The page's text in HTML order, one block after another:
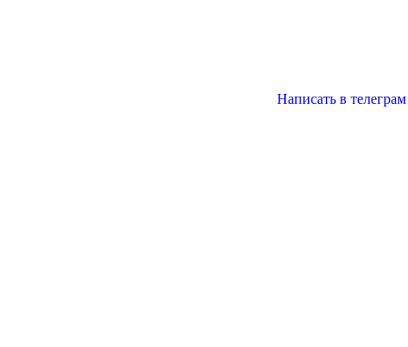
Написать в телеграм